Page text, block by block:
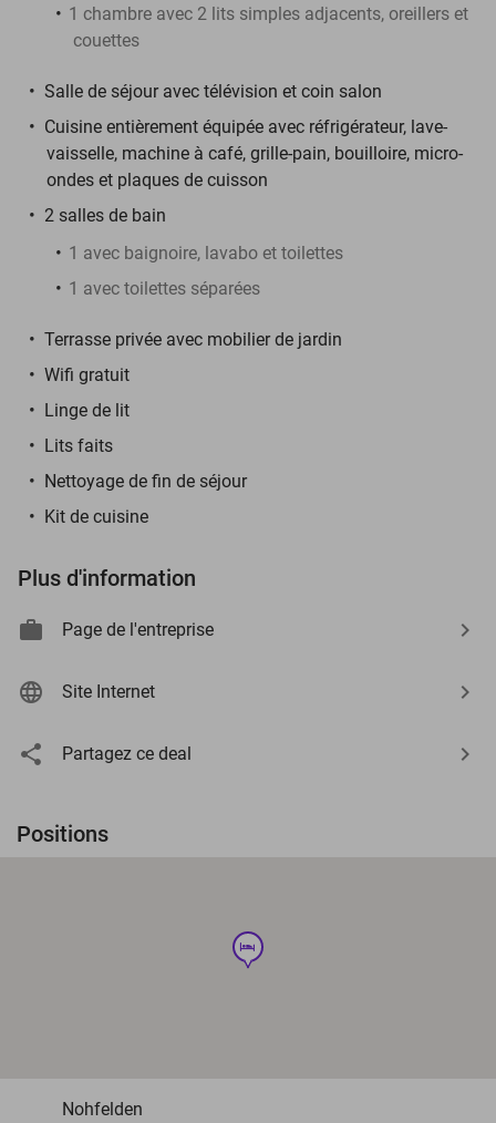
1 chambre avec 2 lits simples adjacents, oreillers et
couettes
Salle de séjour avec télévision et coin salon
Cuisine entièrement équipée avec réfrigérateur, lave-
vaisselle, machine à café, grille-pain, bouilloire, micro-
ondes et plaques de cuisson
2 salles de bain
1 avec baignoire, lavabo et toilettes
1 avec toilettes séparées
Terrasse privée avec mobilier de jardin
Wifi gratuit
Linge de lit
Lits faits
Nettoyage de fin de séjour
Kit de cuisine
Plus d'information
Page de l'entreprise
Site Internet
Partagez ce deal
Positions
hotel
Nohfelden